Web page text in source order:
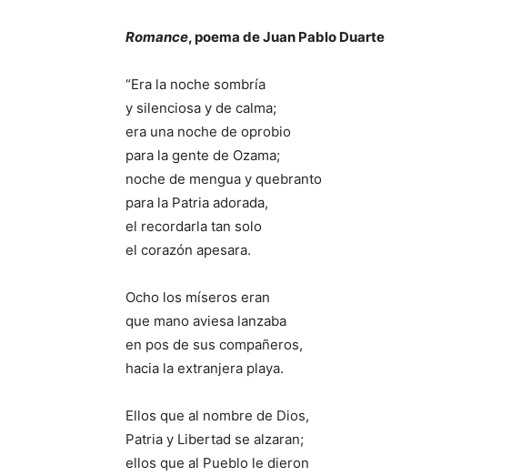
Romance, poema de Juan Pablo Duarte
“Era la noche sombría
y silenciosa y de calma;
era una noche de oprobio
para la gente de Ozama;
noche de mengua y quebranto
para la Patria adorada,
el recordarla tan solo
el corazón apesara.
Ocho los míseros eran
que mano aviesa lanzaba
en pos de sus compañeros,
hacia la extranjera playa.
Ellos que al nombre de Dios,
Patria y Libertad se alzaran;
ellos que al Pueblo le dieron